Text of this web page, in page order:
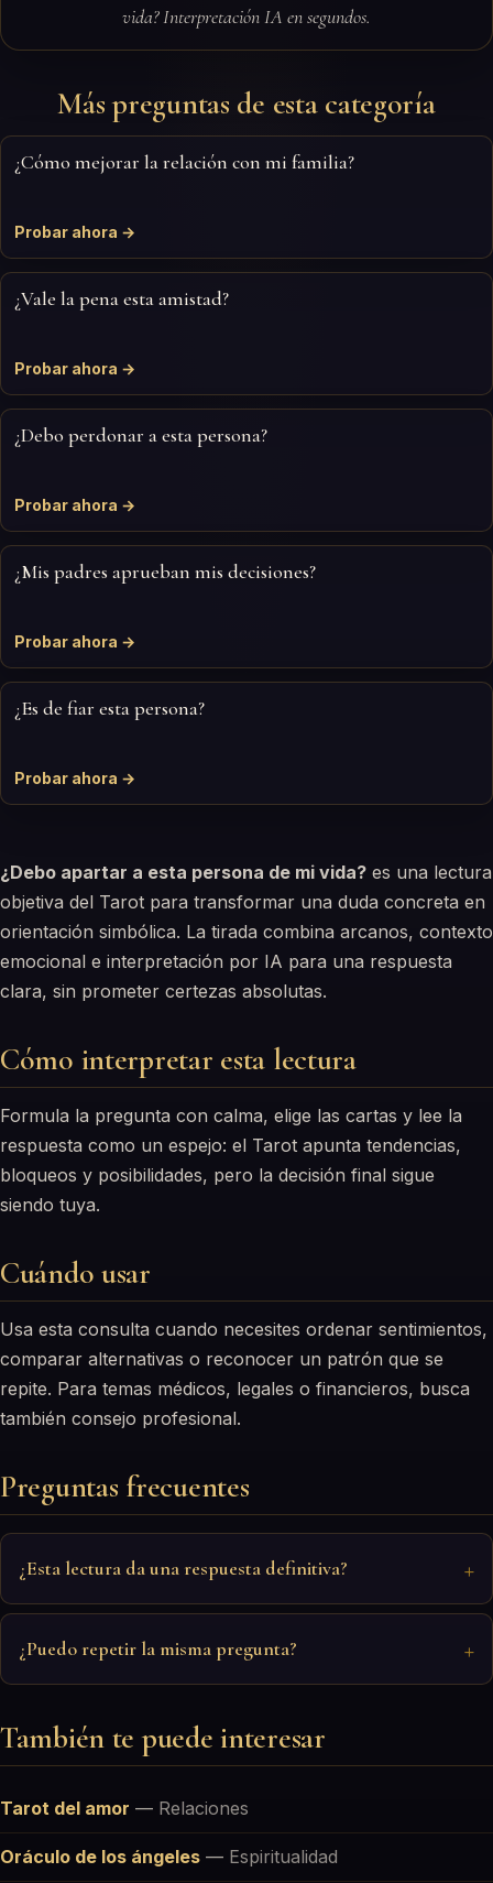
vida? Interpretación IA en segundos.
Más preguntas de esta categoría
¿Cómo mejorar la relación con mi familia?
Probar ahora →
¿Vale la pena esta amistad?
Probar ahora →
¿Debo perdonar a esta persona?
Probar ahora →
¿Mis padres aprueban mis decisiones?
Probar ahora →
¿Es de fiar esta persona?
Probar ahora →
¿Debo apartar a esta persona de mi vida? es una lectura
objetiva del Tarot para transformar una duda concreta en
orientación simbólica. La tirada combina arcanos, contexto
emocional e interpretación por IA para una respuesta
clara, sin prometer certezas absolutas.
Cómo interpretar esta lectura
Formula la pregunta con calma, elige las cartas y lee la
respuesta como un espejo: el Tarot apunta tendencias,
bloqueos y posibilidades, pero la decisión final sigue
siendo tuya.
Cuándo usar
Usa esta consulta cuando necesites ordenar sentimientos,
comparar alternativas o reconocer un patrón que se
repite. Para temas médicos, legales o financieros, busca
también consejo profesional.
Preguntas frecuentes
¿Esta lectura da una respuesta definitiva?
¿Puedo repetir la misma pregunta?
También te puede interesar
Tarot del amor — Relaciones
Oráculo de los ángeles — Espiritualidad